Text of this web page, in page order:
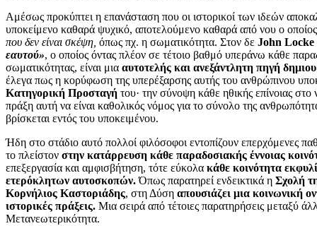
Αμέσως προκύπτει η επανάσταση που οι ιστορικοί των ιδεών
υποκείμενο καθαρά ψυχικό, αποτελούμενο καθαρά από νου ο
που δεν είναι σκέψη, όπως πχ. η σωματικότητα. Στον δε John Locke
εαυτού», ο οποίος όντας πλέον σε τέτοιο βαθμό υπεράνω κάθε
σωματικότητας, είναι μια αυτοτελής και ανεξάντλητη πηγή
έλεγα πως η κορύφωση της υπερέξαρσης αυτής του ανθρώπινου
Κατηγορική Προσταγή του· την σύνοψη κάθε ηθικής επίνοιας
πράξη αυτή να είναι καθολικός νόμος για το σύνολο της
βρίσκεται εντός του υποκειμένου.
Ήδη στο στάδιο αυτό πολλοί φιλόσοφοι εντοπίζουν επερχόμενες
το πλείστον στην κατάρρευση κάθε παραδοσιακής έννοιας
επεξεργασία και αμφισβήτηση, τότε εύκολα κάθε κοινότητα
ετερόκλητων αυτοσκοπών.Όπως παρατηρεί ενδεικτικά η Σχολή
Κορνήλιος Καστοριάδης, στη Δύση απουσιάζει μια κοινωνική
ιστορικές πράξεις. Μια σειρά από τέτοιες παρατηρήσεις μεταξύ
Μετανεωτερικότητα.